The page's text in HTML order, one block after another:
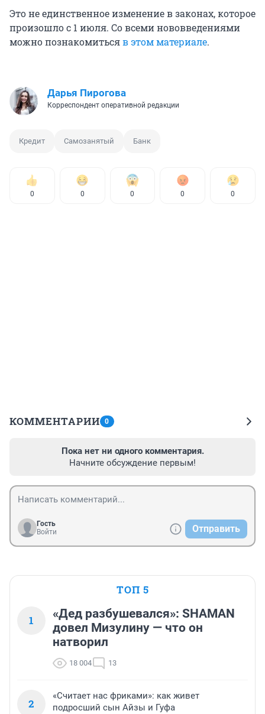
Это не единственное изменение в законах, которое
произошло с 1 июля. Со всеми нововведениями
можно познакомитьсяв этом материале.
Дарья Пирогова
Корреспондент оперативной редакции
Кредит Самозанятый Банк
0 0 0 0 0
КОММЕНТАРИИ 0
Пока нет ни одного комментария.
Начните обсуждение первым!
Гость
Войти
Отправить
ТОП 5
1
«Дед разбушевался»: SHAMAN
довел Мизулину — что он
натворил
18 004 13
2
«Считает нас фриками»: как живет
подросший сын Айзы и Гуфа